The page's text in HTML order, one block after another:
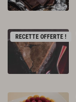
RECETTE OFFERTE !